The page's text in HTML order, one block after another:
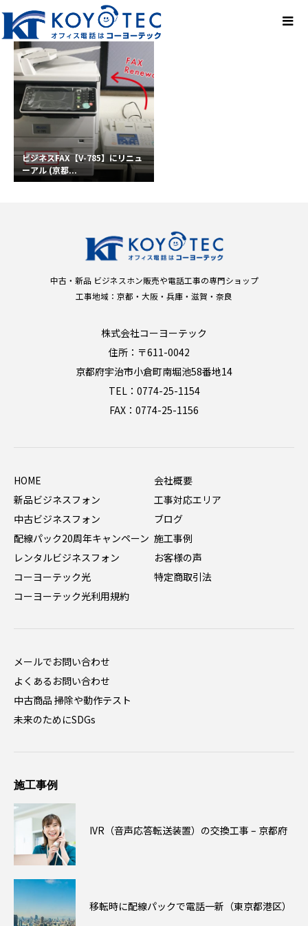
ビジネスFAX【V-785】にリニュ
ーアル (京都...
中古・新品 ビジネスホン販売や電話工事の専門ショップ
工事地域：京都・大阪・兵庫・滋賀・奈良
株式会社コーヨーテック
住所：〒611-0042
京都府宇治市小倉町南堀池58番地14
TEL：0774-25-1154
FAX：0774-25-1156
HOME
新品ビジネスフォン
中古ビジネスフォン
配線パック20周年キャンペーン
レンタルビジネスフォン
コーヨーテック光
コーヨーテック光利用規約
会社概要
工事対応エリア
ブログ
施工事例
お客様の声
特定商取引法
メールでお問い合わせ
よくあるお問い合わせ
中古商品 掃除や動作テスト
未来のためにSDGs
施工事例
IVR（音声応答転送装置）の交換工事 – 京都府
移転時に配線パックで電話一新（東京都港区）